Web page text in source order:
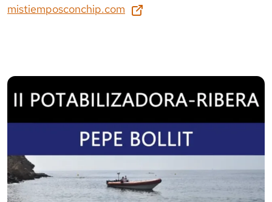
mistiemposconchip.com